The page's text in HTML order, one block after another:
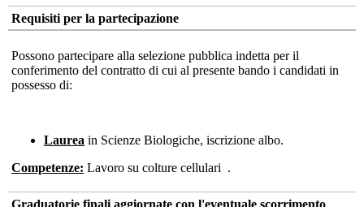
Requisiti per la partecipazione
Possono partecipare alla selezione pubblica indetta per il
conferimento del contratto di cui al presente bando i candidati in
possesso di:
Laurea in Scienze Biologiche, iscrizione albo.
Competenze: Lavoro su colture cellulari .
Graduatorie finali aggiornate con l'eventuale scorrimento